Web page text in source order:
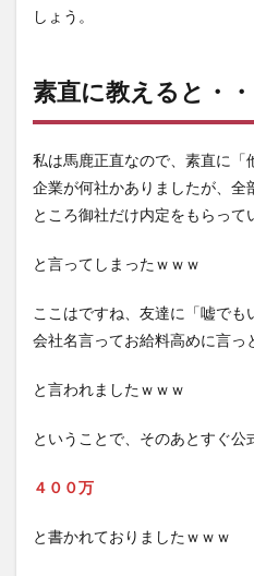
しょう。
素直に教えると・・
私は馬鹿正直なので、素直に「
企業が何社かありましたが、全
ところ御社だけ内定をもらって
と言ってしまったｗｗｗ
ここはですね、友達に「嘘で
会社名言ってお給料高めに言っ
と言われましたｗｗｗ
ということで、そのあとすぐ公
４００万
と書かれておりましたｗｗｗ